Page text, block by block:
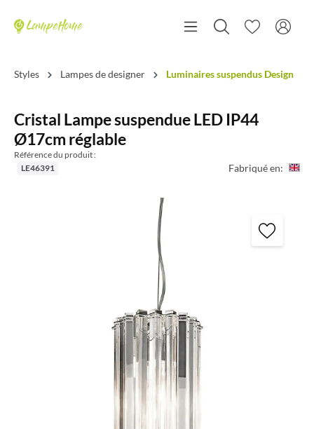
Styles Lampes de designer Luminaires suspendus Design
Cristal Lampe suspendue LED IP44
Ø17cm réglable
Référence du produit :
LE46391
Fabriqué en: